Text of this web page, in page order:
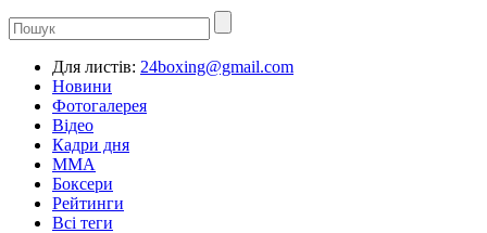
Для листів: 24boxing@gmail.com
Новини
Фотогалерея
Відео
Кадри дня
ММА
Боксери
Рейтинги
Всі теги